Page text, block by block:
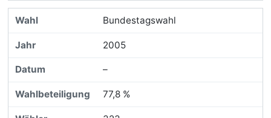
Bundestagswahl
2005
–
77,8 %